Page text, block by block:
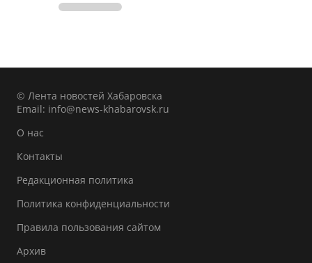
© Лента новостей Хабаровска
Email: info@news-khabarovsk.ru
О нас
Контакты
Редакционная политика
Политика конфиденциальности
Правила пользования сайтом
Архив